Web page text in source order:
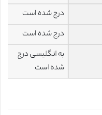
درج شده است
درج شده است
به انگلیسی درج
شده است